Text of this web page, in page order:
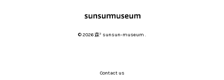
© 2026 森³ sunsun-museum .
Contact us